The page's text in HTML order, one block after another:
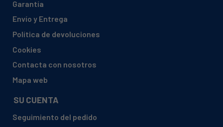
Garantía
Envío y Entrega
Política de devoluciones
Cookies
Contacta con nosotros
Mapa web
SU CUENTA
Seguimiento del pedido